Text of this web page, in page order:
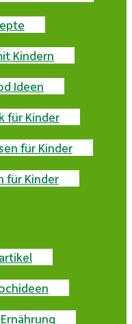
Kindern
Ideen
für Kinder
für Kinder
für Kinder